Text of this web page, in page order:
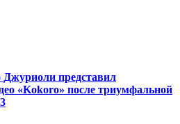
представил
«Kokoro» после триумфальной